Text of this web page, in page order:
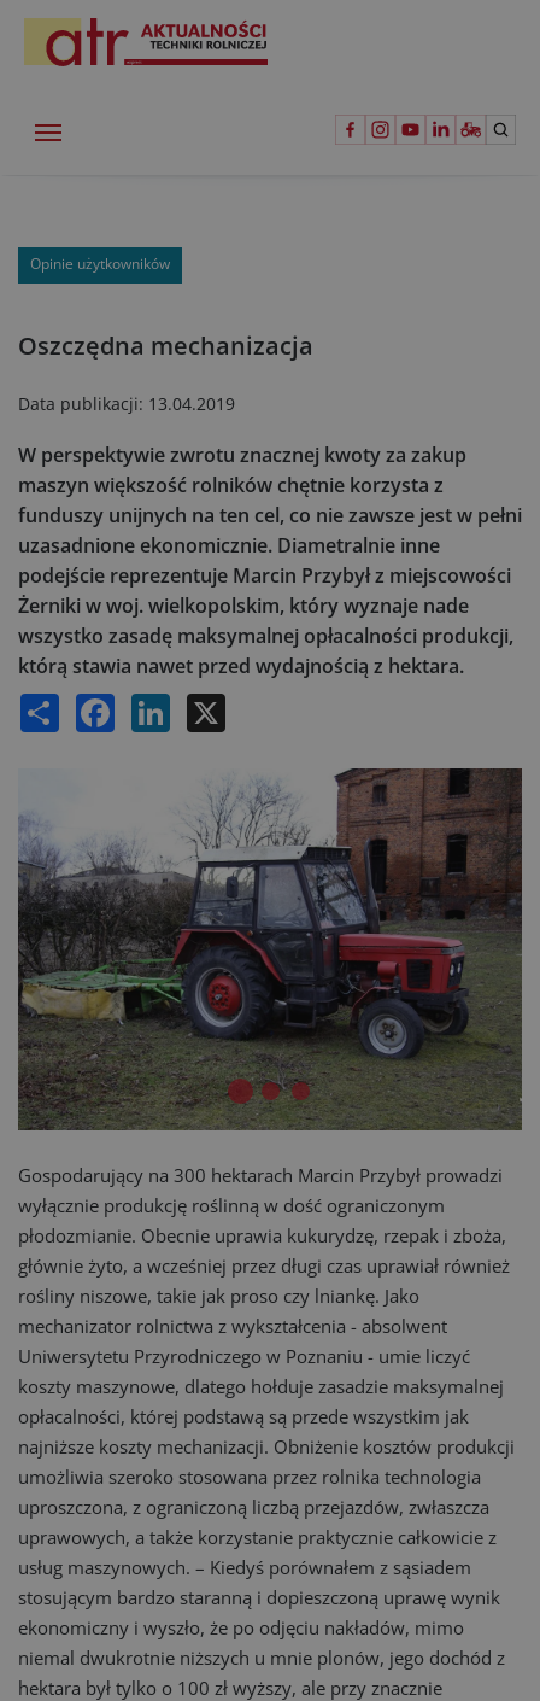
Opinie użytkowników
Oszczędna mechanizacja
Data publikacji: 13.04.2019
W perspektywie zwrotu znacznej kwoty za zakup
maszyn większość rolników chętnie korzysta z
funduszy unijnych na ten cel, co nie zawsze jest w pełni
uzasadnione ekonomicznie. Diametralnie inne
podejście reprezentuje Marcin Przybył z miejscowości
Żerniki w woj. wielkopolskim, który wyznaje nade
wszystko zasadę maksymalnej opłacalności produkcji,
którą stawia nawet przed wydajnością z hektara.
Share Facebook LinkedIn
Gospodarujący na 300 hektarach Marcin Przybył prowadzi
wyłącznie produkcję roślinną w dość ograniczonym
płodozmianie. Obecnie uprawia kukurydzę, rzepak i zboża,
głównie żyto, a wcześniej przez długi czas uprawiał również
rośliny niszowe, takie jak proso czy lniankę. Jako
mechanizator rolnictwa z wykształcenia - absolwent
Uniwersytetu Przyrodniczego w Poznaniu - umie liczyć
koszty maszynowe, dlatego hołduje zasadzie maksymalnej
opłacalności, której podstawą są przede wszystkim jak
najniższe koszty mechanizacji. Obniżenie kosztów produkcji
umożliwia szeroko stosowana przez rolnika technologia
uproszczona, z ograniczoną liczbą przejazdów, zwłaszcza
uprawowych, a także korzystanie praktycznie całkowicie z
usług maszynowych. – Kiedyś porównałem z sąsiadem
stosującym bardzo staranną i dopieszczoną uprawę wynik
ekonomiczny i wyszło, że po odjęciu nakładów, mimo
niemal dwukrotnie niższych u mnie plonów, jego dochód z
hektara był tylko o 100 zł wyższy, ale przy znacznie